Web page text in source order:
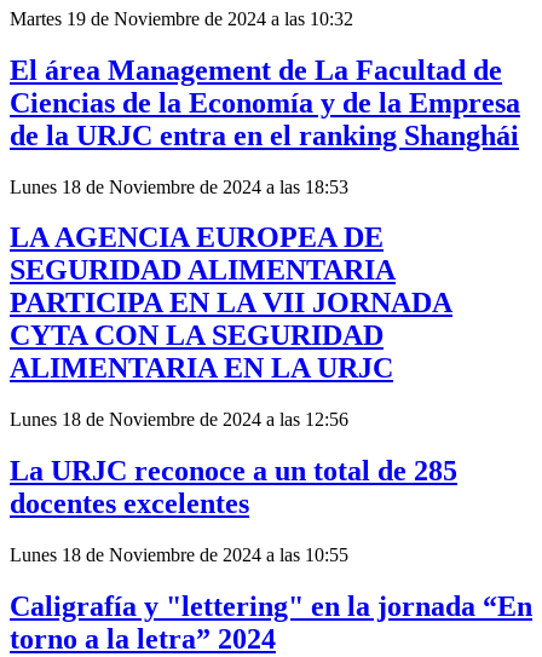
Martes 19 de Noviembre de 2024 a las 10:32
El área Management de La Facultad de
Ciencias de la Economía y de la Empresa
de la URJC entra en el ranking Shanghái
Lunes 18 de Noviembre de 2024 a las 18:53
LA AGENCIA EUROPEA DE
SEGURIDAD ALIMENTARIA
PARTICIPA EN LA VII JORNADA
CYTA CON LA SEGURIDAD
ALIMENTARIA EN LA URJC
Lunes 18 de Noviembre de 2024 a las 12:56
La URJC reconoce a un total de 285
docentes excelentes
Lunes 18 de Noviembre de 2024 a las 10:55
Caligrafía y "lettering" en la jornada “En
torno a la letra” 2024